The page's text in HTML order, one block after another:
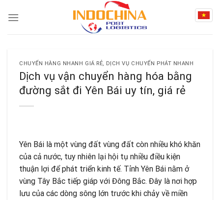
CHUYỂN HÀNG NHANH GIÁ RẺ, DỊCH VỤ CHUYỂN PHÁT NHANH
Dịch vụ vận chuyển hàng hóa bằng
đường sắt đi Yên Bái uy tín, giá rẻ
Yên Bái là một vùng đất vùng đất còn nhiều khó khăn
của cả nước, tuy nhiên lại hội tụ nhiều điều kiện
thuận lợi để phát triển kinh tế. Tỉnh Yên Bái nằm ở
vùng Tây Bắc tiếp giáp với Đông Bắc. Đây là nơi hợp
lưu của các dòng sông lớn trước khi chảy về miền